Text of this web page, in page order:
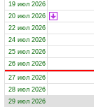
19 июл 2026
20 июл 2026
22 июл 2026
24 июл 2026
25 июл 2026
26 июл 2026
27 июл 2026
28 июл 2026
29 июл 2026